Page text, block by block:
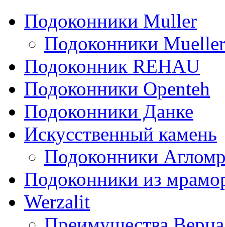
Подоконники Muller
Подоконники
Подоконник REHAU
Подоконники Openteh
Подоконники Данке
Искусственный камень
Подоконники
Подоконники из
Werzalit